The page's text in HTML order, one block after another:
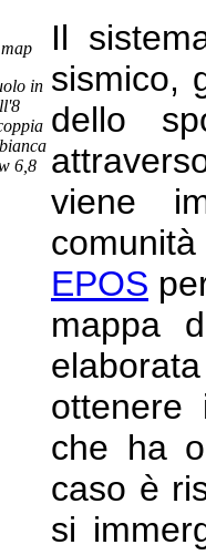
in
6,8
Il
sismico,
dello
viene
EPOS
mappa
ottenere
che ha
caso è
si